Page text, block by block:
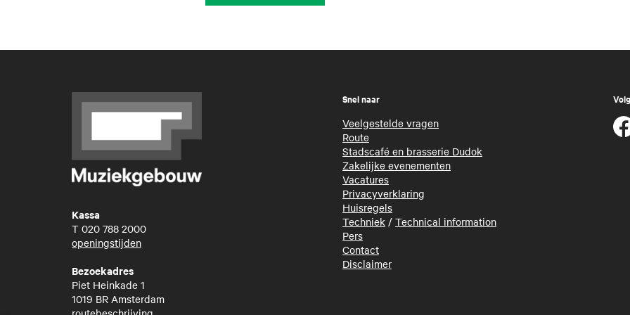
Kassa
T 020 788 2000
openingstijden
Bezoekadres
Piet Heinkade 1
1019 BR Amsterdam
Snel naar
Veelgestelde vragen
Route
Stadscafé en brasserie Dudok
Zakelijke evenementen
Vacatures
Privacyverklaring
Huisregels
Techniek / Technical information
Pers
Contact
Disclaimer